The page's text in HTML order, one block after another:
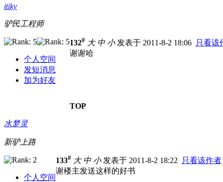
itiky
驴民工程师
个人空间
发短消息
加为好友
132# 大 中 小发表于 2011-8-2 18:06 只看该
谢谢哈
TOP
水梦灵
新驴上路
个人空间
133# 大 中 小发表于 2011-8-2 18:22
只看该作者
谢楼主发送这样的好书